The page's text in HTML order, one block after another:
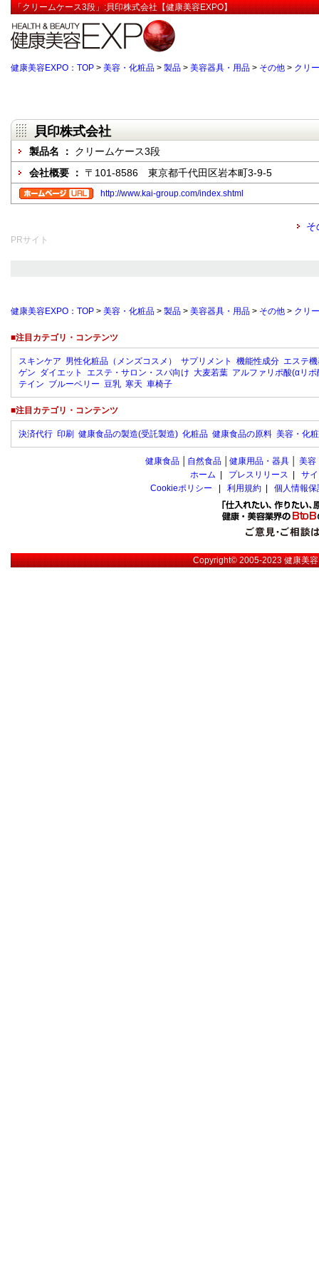
「クリームケース3段」:貝印株式会社【健康美容EXPO】
健康美容EXPO：TOP > 美容・化粧品 > 製品 > 美容器具・用品 > その他 > クリ
貝印株式会社
製品名 ： クリームケース3段
会社概要 ： 〒101-8586 東京都千代田区岩本町3-9-5
http://www.kai-group.com/index.shtml
そ
PRサイト
健康美容EXPO：TOP > 美容・化粧品 > 製品 > 美容器具・用品 > その他 > クリ
■注目カテゴリ・コンテンツ
スキンケア 男性化粧品（メンズコスメ） サプリメント 機能性成分 エステ
ゲン ダイエット エステ・サロン・スパ向け 大麦若葉 アルファリポ酸(αリポ
テイン ブルーベリー 豆乳 寒天 車椅子
■注目カテゴリ・コンテンツ
決済代行 印刷 健康食品の製造(受託製造) 化粧品 健康食品の原料 美容・化
健康食品 自然食品 健康用品・器具 美容
ホーム
プレスリリース
サ
Cookieポリシー
利用規約 個人情報
Copyright© 2005-2023健康美